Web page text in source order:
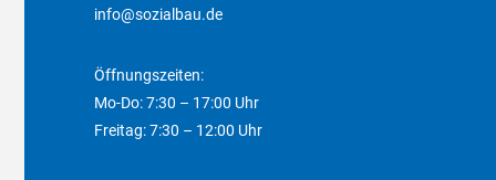
info@sozialbau.de
Öffnungszeiten:
Mo-Do: 7:30 – 17:00 Uhr
Freitag: 7:30 – 12:00 Uhr